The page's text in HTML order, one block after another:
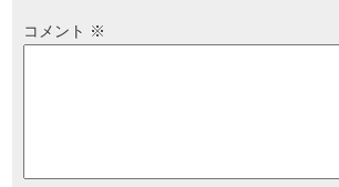
コメント ※